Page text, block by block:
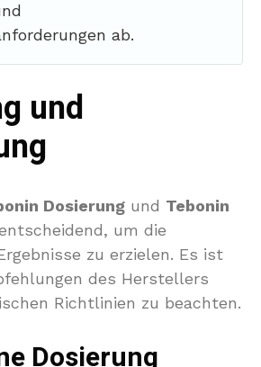
ab.
und
Dosierung und Tebonin
um die
zu erzielen. Es ist
des Herstellers
Richtlinien zu beachten.
Dosierung